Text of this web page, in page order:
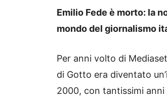
Emilio Fede è morto: la
mondo del giornalismo
Per anni volto di
di Gotto era diventato
2000, con tantissimi anni